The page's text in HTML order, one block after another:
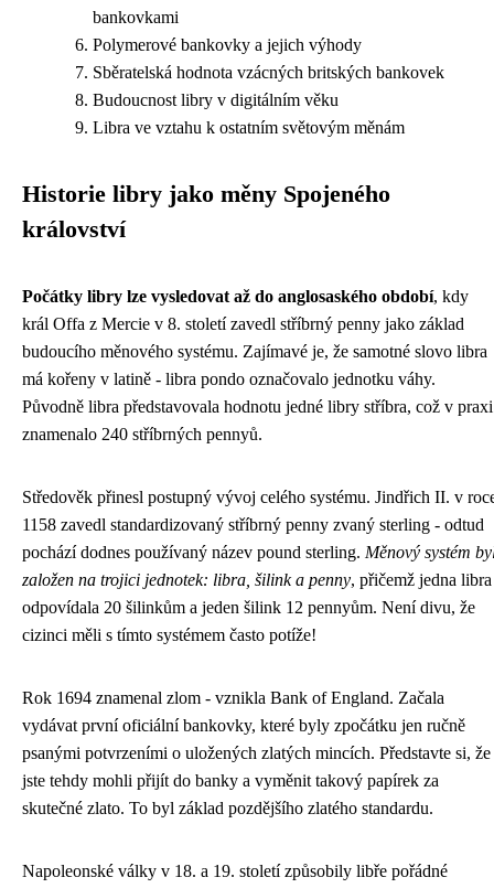
bankovkami
Polymerové bankovky a jejich výhody
Sběratelská hodnota vzácných britských bankovek
Budoucnost libry v digitálním věku
Libra ve vztahu k ostatním světovým měnám
Historie libry jako měny Spojeného
království
Počátky libry lze vysledovat až do anglosaského období, kdy
král Offa z Mercie v 8. století zavedl stříbrný penny jako základ
budoucího měnového systému. Zajímavé je, že samotné slovo libra
má kořeny v latině - libra pondo označovalo jednotku váhy.
Původně libra představovala hodnotu jedné libry stříbra, což v praxi
znamenalo 240 stříbrných pennyů.
Středověk přinesl postupný vývoj celého systému. Jindřich II. v
1158 zavedl standardizovaný stříbrný penny zvaný sterling - odtud
pochází dodnes používaný název pound sterling. Měnový systém
založen na trojici jednotek: libra, šilink a penny, přičemž jedna libra
odpovídala 20 šilinkům a jeden šilink 12 pennyům. Není divu, že
cizinci měli s tímto systémem často potíže!
Rok 1694 znamenal zlom - vznikla Bank of England. Začala
vydávat první oficiální bankovky, které byly zpočátku jen ručně
psanými potvrzeními o uložených zlatých mincích. Představte si, že
jste tehdy mohli přijít do banky a vyměnit takový papírek za
skutečné zlato. To byl základ pozdějšího zlatého standardu.
Napoleonské války v 18. a 19. století způsobily libře pořádné